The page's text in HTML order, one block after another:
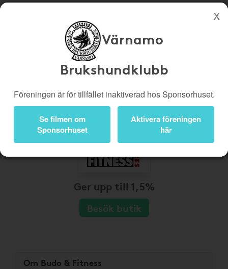
Köp genom denna sida stöttar Värnamo Brukshundklubb
Bli medlem
Logga in
Värnamo
Brukshundklubb
Föreningen är för tillfället inaktiverad hos Sponsorhuset.
Se filmen om
Sponsorhuset
Aktivera föreningen
här
Ger upp till 1,5%
Besök butik
Om Budo & Fitness